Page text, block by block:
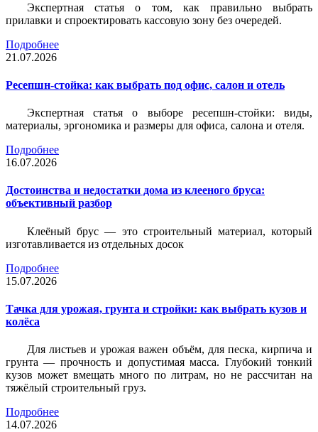
Экспертная статья о том, как правильно выбрать
прилавки и спроектировать кассовую зону без очередей.
Подробнее
21.07.2026
Ресепшн-стойка: как выбрать под офис, салон и отель
Экспертная статья о выборе ресепшн-стойки: виды,
материалы, эргономика и размеры для офиса, салона и отеля.
Подробнее
16.07.2026
Достоинства и недостатки дома из клееного бруса:
объективный разбор
Клеёный брус — это строительный материал, который
изготавливается из отдельных досок
Подробнее
15.07.2026
Тачка для урожая, грунта и стройки: как выбрать кузов и
колёса
Для листьев и урожая важен объём, для песка, кирпича и
грунта — прочность и допустимая масса. Глубокий тонкий
кузов может вмещать много по литрам, но не рассчитан на
тяжёлый строительный груз.
Подробнее
14.07.2026